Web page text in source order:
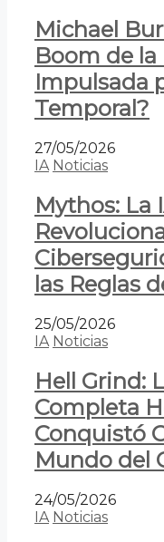
Michael
Boom de
Impulsada
Temporal?
27/05/2026
IA Noticias
Mythos: La
las Reglas
25/05/2026
IA Noticias
Hell Grind:
Completa
Conquistó
Mundo del
24/05/2026
IA Noticias